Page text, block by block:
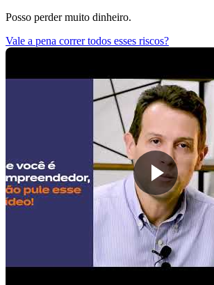
Posso perder muito dinheiro.
Vale a pena correr todos esses riscos?